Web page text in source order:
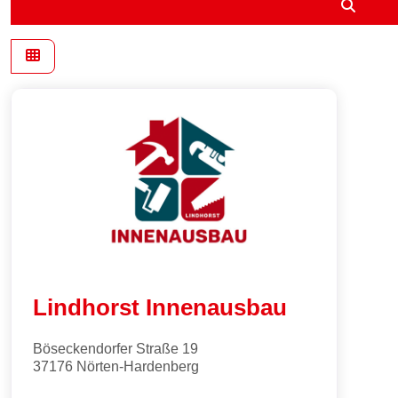
Lindhorst Innenausbau
Böseckendorfer Straße 19
37176 Nörten-Hardenberg